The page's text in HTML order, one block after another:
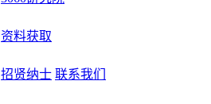
资料获取
招贤纳士 联系我们